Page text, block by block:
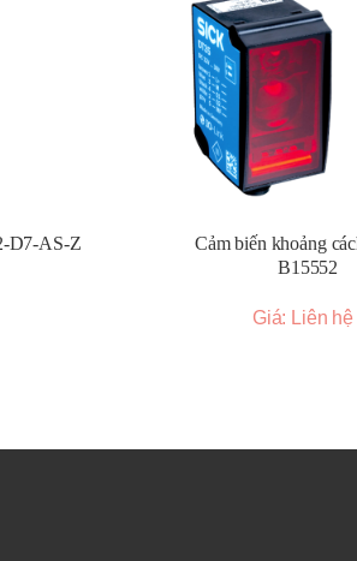
biến các đường kính như Ø40mm,
tùy chọn đường kính trục phổ biến bao
tổng thể của encoder tùy thuộc vào model và
Cung cấp nhiều mức độ phân giải khác
ứng yêu cầu độ chính xác khác nhau.
(Encoder tương đối):
Tạo ra các xung
(Encoder tuyệt đối):
Cung cấp một mã số
Các tùy chọn nguồn cấp phổ biến bao gồm
để chịu được các điều kiện môi trường công
D7-AS-Z
Cảm biến khoảng
B15552
Giá: Liên hệ